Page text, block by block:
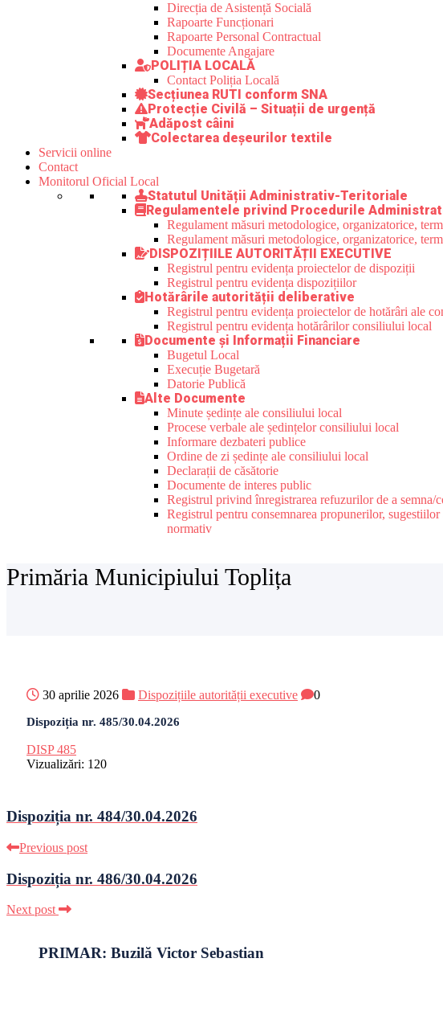
Direcția de Asistență Socială
Rapoarte Funcționari
Rapoarte Personal Contractual
Documente Angajare
POLIȚIA LOCALĂ
Contact Poliția Locală
Secțiunea RUTI conform SNA
Protecție Civilă – Situații de urgență
Adăpost câini
Colectarea deșeurilor textile
Servicii online
Contact
Monitorul Oficial Local
Statutul Unității Administrativ-Teritoriale
Regulamentele privind Procedurile
Regulament măsuri metodologice, organizatorice,
Regulament măsuri metodologice, organizatorice,
DISPOZIȚIILE AUTORITĂȚII EXECUTIVE
Registrul pentru evidența proiectelor de dispoziții
Registrul pentru evidența dispozițiilor
Hotărârile autorității deliberative
Registrul pentru evidența proiectelor de hotărâri ale
Registrul pentru evidența hotărârilor consiliului local
Documente și Informații Financiare
Bugetul Local
Execuție Bugetară
Datorie Publică
Alte Documente
Minute ședințe ale consiliului local
Procese verbale ale ședințelor consiliului local
Informare dezbateri publice
Ordine de zi ședințe ale consiliului local
Declarații de căsătorie
Documente de interes public
Registrul privind înregistrarea refuzurilor de a semna/
Registrul pentru consemnarea propunerilor,
normativ
Primăria Municipiului Toplița
30 aprilie 2026 Dispozițiile autorității executive 0
Dispoziția nr. 485/30.04.2026
DISP 485
Vizualizări: 120
Dispoziția nr. 484/30.04.2026
Previous post
Dispoziția nr. 486/30.04.2026
Next post
PRIMAR: Buzilă Victor Sebastian